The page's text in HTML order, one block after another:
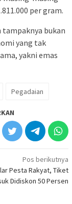
Gerakkan
pilihan
berbasis
hingga deposito
kata Dwi.
termasuk
(THR) dengan